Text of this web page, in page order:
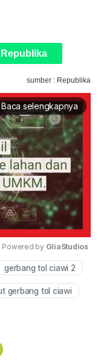
sumber : Republika
Baca selengkapnya
Mute
Powered by GliaStudios
gerbang tol ciawi 2
gerbang tol ciawi